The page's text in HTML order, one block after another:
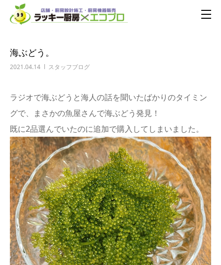
海ぶどう。
2021.04.14 スタッフブログ
ラジオで海ぶどうと海人の話を聞いたばかりのタイミン
グで、まさかの魚屋さんで海ぶどう発見！
既に2品選んでいたのに追加で購入してしまいました。